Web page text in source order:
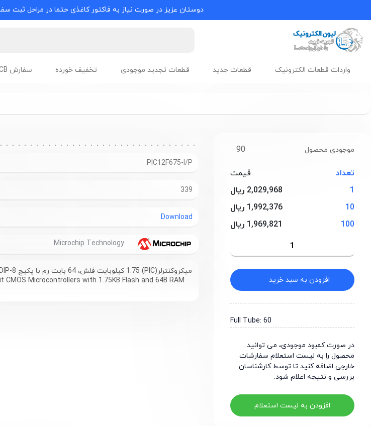
دوستان عزیز در صورت نیاز به فاکتور کاغذی حتما در مراحل ثبت
واردات قطعات الکترونیک قطعات جدید قطعات تجدید موجودی تخفیف خورده سفارش PCB
90 موجودی محصول
تعداد
قیمت
1
2,029,968 ریال
10
1,992,376 ریال
100
1,969,821 ریال
افزودن به سبد خرید
Full Tube: 60
در صورت کمبود موجودی، می توانید
محصول را به لیست استعلام سفارشات
خارجی اضافه کنید تا توسط کارشناسان
بررسی و نتیجه اعلام شود.
افزودن به لیست استعلام
PIC12F675-I/P
339
Download
میکروکنترلر(PIC) 1.75 کیلوبایت فلش، 64 بایت رم با پکیج PDIP-8
CMOS Microcontrollers with 1.75KB Flash and 64B RAM